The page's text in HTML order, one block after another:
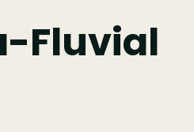
Fazer
Fluvial